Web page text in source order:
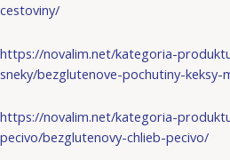
cestoviny/
https://novalim.net/kategoria-
sneky/bezglutenove-pochutiny-keksy-
https://novalim.net/kategoria-
pecivo/bezglutenovy-chlieb-pecivo/